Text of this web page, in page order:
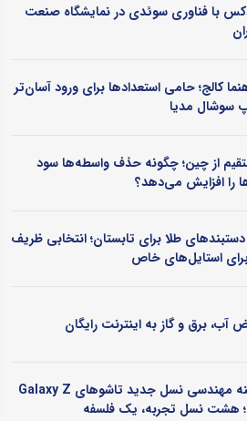
با فناوری سوئدی در نمایشگاه صنعت
کالج؛ حامی استعدادها برای ورود آسان‌تر
سوشال مدیا
از چین؛ چگونه حذف واسطه‌ها سود
را افزایش می‌دهد؟
طلا برای تابستان؛ انتخابی ظریف
استایل‌های خاص
آب، برق و گاز به اینترنت رایگان
پشت صحنه مهندسی نسل جدید تاشوهای Galaxy Z
هشت نسل تجربه، یک فلسفه